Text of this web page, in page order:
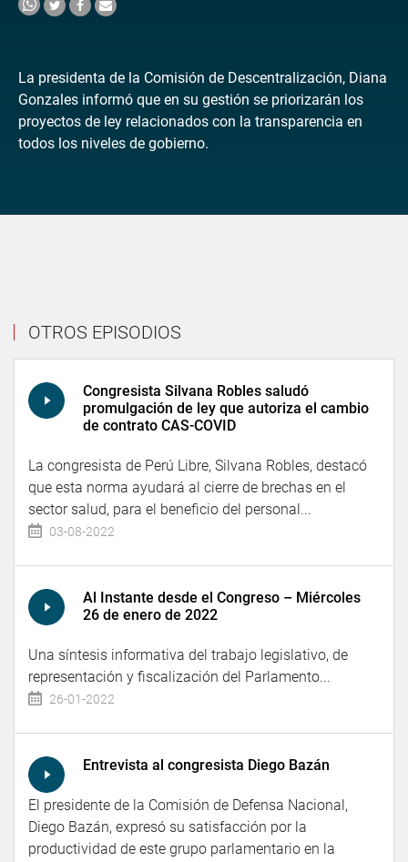
La presidenta de la Comisión de Descentralización, Diana
Gonzales informó que en su gestión se priorizarán los
proyectos de ley relacionados con la transparencia en
todos los niveles de gobierno.
OTROS EPISODIOS
Congresista Silvana Robles saludó
promulgación de ley que autoriza el cambio
de contrato CAS-COVID
La congresista de Perú Libre, Silvana Robles, destacó
que esta norma ayudará al cierre de brechas en el
sector salud, para el beneficio del personal...
03-08-2022
Al Instante desde el Congreso – Miércoles
26 de enero de 2022
Una síntesis informativa del trabajo legislativo, de
representación y fiscalización del Parlamento...
26-01-2022
Entrevista al congresista Diego Bazán
El presidente de la Comisión de Defensa Nacional,
Diego Bazán, expresó su satisfacción por la
productividad de este grupo parlamentario en la